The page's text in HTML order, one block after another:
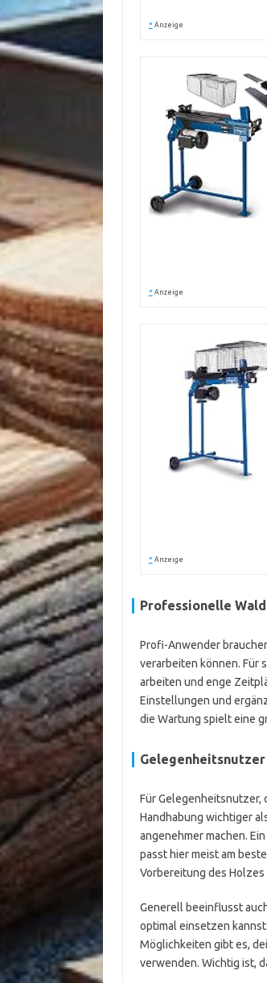
* Anzeige
* Anzeige
* Anzeige
Professionelle
Profi-Anwender
verarbeiten können. Für
arbeiten und enge
Einstellungen und
die Wartung spielt eine
Gelegenheitsnutzer
Für Gelegenheitsnutzer,
Handhabung wichtiger
angenehmer machen.
passt hier meist am
Vorbereitung des
Generell beeinflusst
optimal einsetzen
Möglichkeiten gibt es,
verwenden. Wichtig ist,